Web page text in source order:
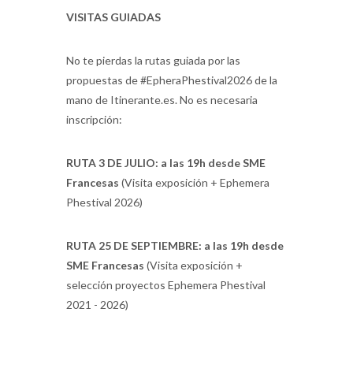
VISITAS GUIADAS
No te pierdas la rutas guiada por las
propuestas de #EpheraPhestival2026 de la
mano de Itinerante.es. No es necesaria
inscripción:
RUTA 3 DE JULIO: a las 19h desde SME
Francesas (Visita exposición + Ephemera
Phestival 2026)
RUTA 25 DE SEPTIEMBRE: a las 19h desde
SME Francesas (Visita exposición +
selección proyectos Ephemera Phestival
2021 - 2026)